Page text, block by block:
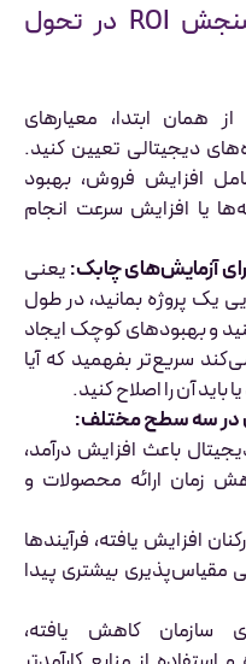
– بهترین روش‌ها برای سنجش ROI در تحول
همان ابتدا، معیارهای
دیجیتالی تعیین کنید.
افزایش فروش، بهبود
یا افزایش سرعت انجام
آزمایش‌های چابک:یعنی
یک پروژه بمانید، در طول
و بهبودهای کوچک ایجاد
سریع‌تر بفهمید که آیا
باید آن را اصلاح کنید.
در سه سطح مختلف:
باعث افزایش درآمد،
زمان ارائه محصولات و
افزایش یافته، فرآیندها
مقیاس‌پذیری بیشتری پیدا
سازمان کاهش یافته،